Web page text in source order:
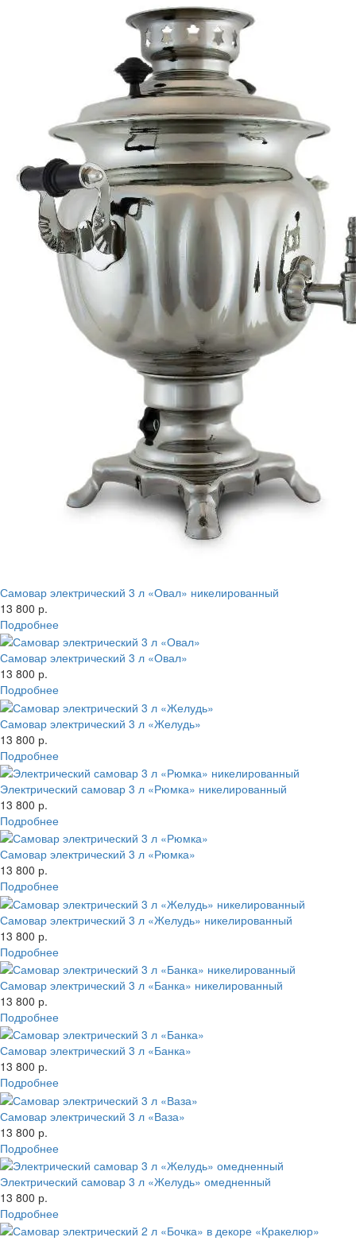
Самовар электрический 3 л «Овал» никелированный
13 800 р.
Подробнее
Самовар электрический 3 л «Овал»
13 800 р.
Подробнее
Самовар электрический 3 л «Желудь»
13 800 р.
Подробнее
Электрический самовар 3 л «Рюмка» никелированный
13 800 р.
Подробнее
Самовар электрический 3 л «Рюмка»
13 800 р.
Подробнее
Самовар электрический 3 л «Желудь» никелированный
13 800 р.
Подробнее
Самовар электрический 3 л «Банка» никелированный
13 800 р.
Подробнее
Самовар электрический 3 л «Банка»
13 800 р.
Подробнее
Самовар электрический 3 л «Ваза»
13 800 р.
Подробнее
Электрический самовар 3 л «Желудь» омедненный
13 800 р.
Подробнее